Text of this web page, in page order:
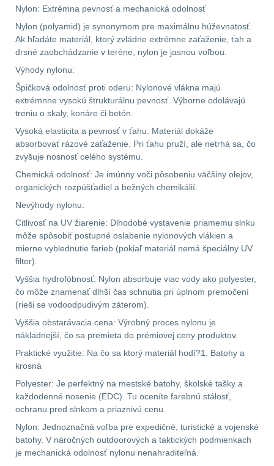
Na zbraň 33
Na granáty12
Peněženky 14
Doplňky k batohům533
Ramenní popruhy a
vycpávky10
Karabiny a přezky75
Kroužky, šňůrky,
koncovky25
Nášivky
Samonavíjecí
držáky1
Zámky1
Nepromokavý potahy
a vaky18
Adaptéry32
Nože164
Nylon: Extrémna pevnosť a mechanická odolnosť
Nylon (polyamid) je synonymom pre maximálnu húževnatosť.
Ak hľadáte materiál, ktorý zvládne extrémne zaťaženie, ťah a
drsné zaobchádzanie v teréne, nylon je jasnou voľbou.
Výhody nylonu:
Špičková odolnosť proti oderu: Nylonové vlákna majú
extrémnne vysokú štrukturálnu pevnosť. Výborne odolávajú
treniu o skaly, konáre či betón.
Vysoká elasticita a pevnosť v ťahu: Materiál dokáže
absorbovať rázové zaťaženie. Pri ťahu pruží, ale netrhá sa, čo
zvyšuje nosnosť celého systému.
Chemická odolnosť: Je imúnny voči pôsobeniu väčšiny olejov,
organických rozpúšťadiel a bežných chemikálií.
Nevýhody nylonu:
Citlivosť na UV žiarenie: Dlhodobé vystavenie priamemu slnku
môže spôsobiť postupné oslabenie nylonových vlákien a
mierne vyblednutie farieb (pokiaľ materiál nemá špeciálny UV
filter).
Vyššia hydrofóbnosť: Nylon absorbuje viac vody ako polyester,
čo môže znamenať dlhší čas schnutia pri úplnom premočení
(rieši se vodoodpudivým záterom).
Vyššia obstarávacia cena: Výrobný proces nylonu je
nákladnejší, čo sa premieta do prémiovej ceny produktov.
Praktické využitie: Na čo sa ktorý materiál hodí?1. Batohy a
krosná
Polyester: Je perfektný na mestské batohy, školské tašky a
každodenné nosenie (EDC). Tu oceníte farebnú stálosť,
ochranu pred slnkom a priaznivú cenu.
Nylon: Jednoznačná voľba pre expedičné, turistické a vojenské
batohy. V náročných outdoorových a taktických podmienkach
je mechanická odolnosť nylonu nenahraditeľná.